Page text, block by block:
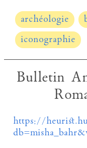
archéologie
iconographie
Bulletin
https://